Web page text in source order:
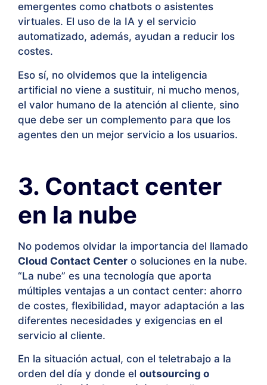
emergentes como chatbots o asistentes
virtuales. El uso de la IA y el servicio
automatizado, además, ayudan a reducir los
costes.
Eso sí, no olvidemos que la inteligencia
artificial no viene a sustituir, ni mucho menos,
el valor humano de la atención al cliente, sino
que debe ser un complemento para que los
agentes den un mejor servicio a los usuarios.
3. Contact center
en la nube
No podemos olvidar la importancia del llamado
Cloud Contact Center o soluciones en la nube.
“La nube” es una tecnología que aporta
múltiples ventajas a un contact center: ahorro
de costes, flexibilidad, mayor adaptación a las
diferentes necesidades y exigencias en el
servicio al cliente.
En la situación actual, con el teletrabajo a la
orden del día y donde el outsourcing o